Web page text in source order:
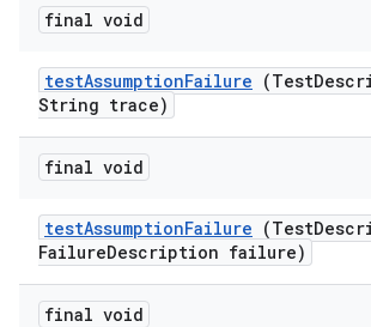
final void
testAssumptionFailure (Test
String trace)
final void
testAssumptionFailure (Test
FailureDescription failure)
final void